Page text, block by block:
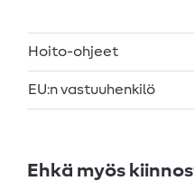
Hoito-ohjeet
EU:n vastuuhenkilö
Ehkä myös